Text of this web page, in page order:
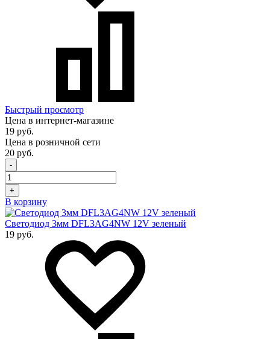
Быстрый просмотр
Цена в интернет-магазине
19 руб.
Цена в розничной сети
20 руб.
-
+
В корзину
Светодиод 3мм DFL3AG4NW 12V зеленый
19 руб.